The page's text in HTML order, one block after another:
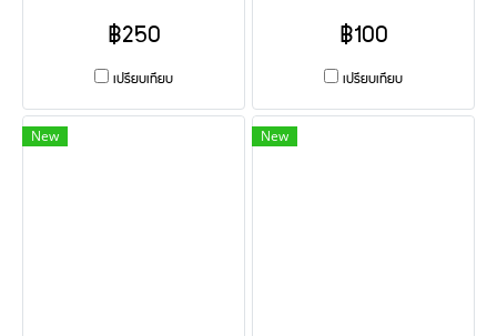
฿250
เปรียบเทียบ
฿100
เปรียบเทียบ
New New